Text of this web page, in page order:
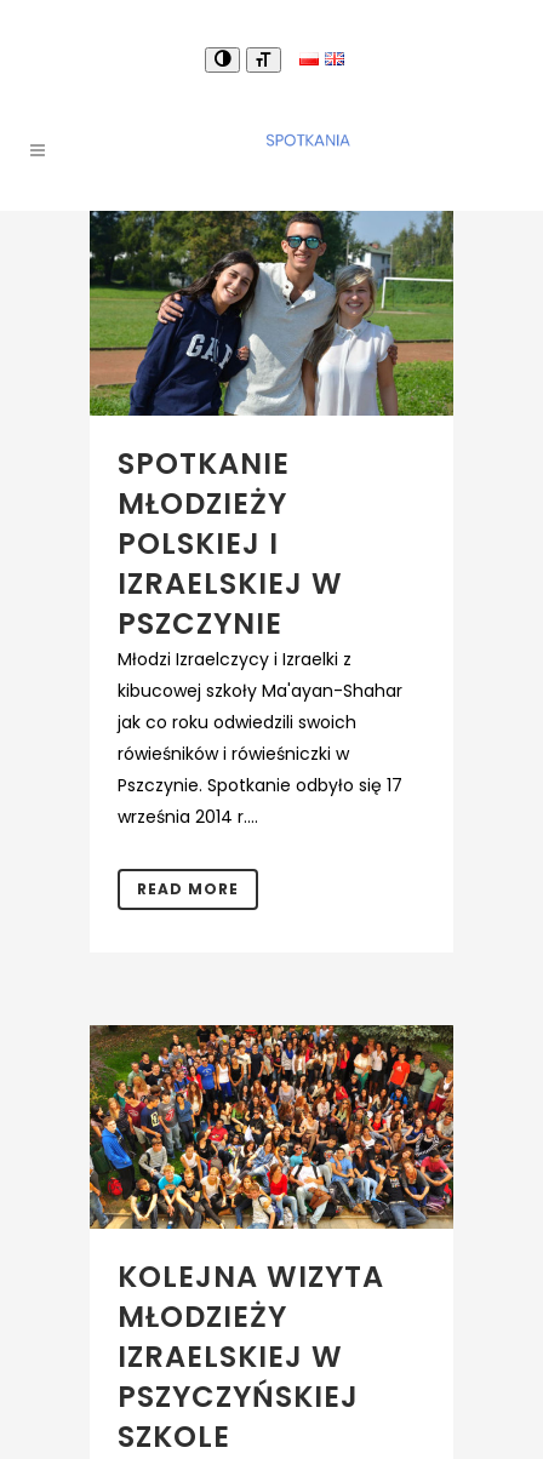
SPOTKANIE
MŁODZIEŻY
POLSKIEJ I
IZRAELSKIEJ W
PSZCZYNIE
Młodzi Izraelczycy i Izraelki z
kibucowej szkoły Ma'ayan-Shahar
jak co roku odwiedzili swoich
rówieśników i rówieśniczki w
Pszczynie. Spotkanie odbyło się 17
września 2014 r....
READ MORE
KOLEJNA WIZYTA
MŁODZIEŻY
IZRAELSKIEJ W
PSZYCZYŃSKIEJ
SZKOLE